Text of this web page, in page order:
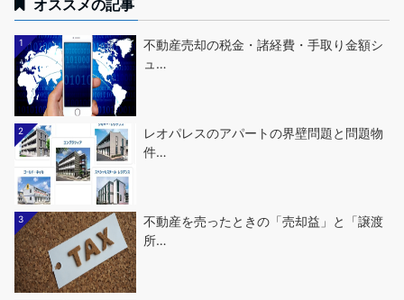
オススメの記事
1
不動産売却の税金・諸経費・手取り金額シ
ュ…
2
レオパレスのアパートの界壁問題と問題物
件…
3
不動産を売ったときの「売却益」と「譲渡
所…